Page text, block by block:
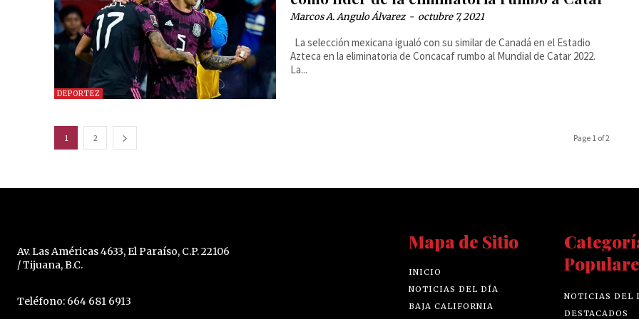
DEPORTEZ
Marcos A. Angulo Álvarez - octubre 7, 2021
Azteca en la eliminatoria de Concacaf rumbo al Mundial de Catar 2022.
La...
1 2 Page 1 of 2
Av. Las Américas 4633, El Paraíso, C.P. 22106
/ Tijuana, B.C.
Teléfono: 664 681 6913
Mapa de Sitio
INICIO
NOTICIAS DEL DÍA
BAJA CALIFORNIA
NOTICIAS DEL
DESTACADOS